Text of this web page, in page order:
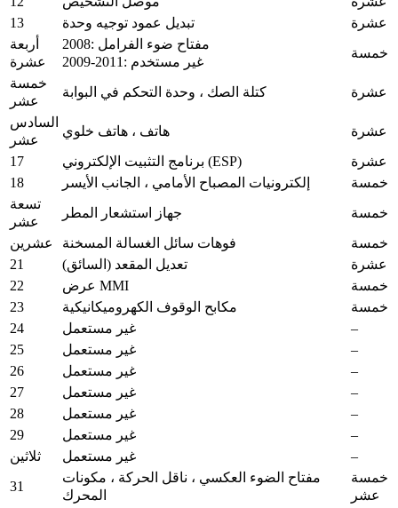
13
تبديل عمود توجيه وحدة
عشرة
أربعة
عشرة
2008: مفتاح ضوء الفرامل
2009-2011: غير مستخدم
خمسة
خمسة
عشر
كتلة الصك ، وحدة التحكم في البوابة
عشرة
السادس
عشر
هاتف ، هاتف خلوي
عشرة
17
برنامج التثبيت الإلكتروني (ESP)
عشرة
18
إلكترونيات المصباح الأمامي ، الجانب الأيسر
خمسة
تسعة
عشر
جهاز استشعار المطر
خمسة
عشرين
فوهات سائل الغسالة المسخنة
خمسة
21
تعديل المقعد (السائق)
عشرة
22
عرض MMI
خمسة
23
مكابح الوقوف الكهروميكانيكية
خمسة
24
غير مستعمل
–
25
غير مستعمل
–
26
غير مستعمل
–
27
غير مستعمل
–
28
غير مستعمل
–
29
غير مستعمل
–
ثلاثين
غير مستعمل
–
31
مفتاح الضوء العكسي ، ناقل الحركة ، مكونات
المحرك
خمسة
عشر